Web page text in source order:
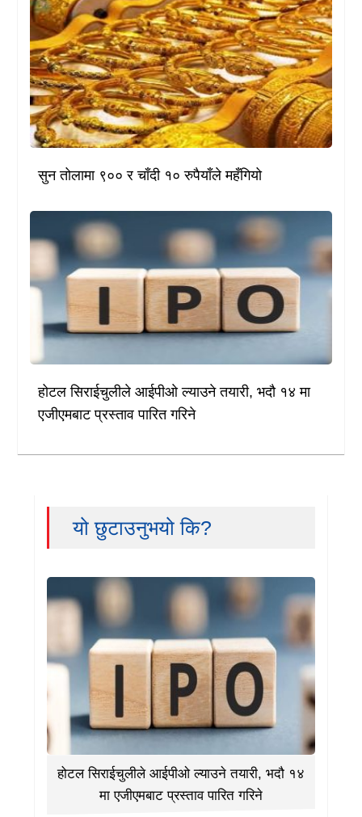
सुन तोलामा ९०० र चाँदी १० रुपैयाँले महँगियो
होटल सिराईचुलीले आईपीओ ल्याउने तयारी, भदौ १४ मा
एजीएमबाट प्रस्ताव पारित गरिने
यो छुटाउनुभयो कि?
होटल सिराईचुलीले आईपीओ ल्याउने तयारी, भदौ १४
मा एजीएमबाट प्रस्ताव पारित गरिने